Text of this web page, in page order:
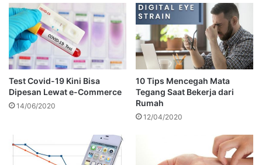
Test Covid-19 Kini Bisa
Dipesan Lewat e-Commerce
14/06/2020
10 Tips Mencegah Mata
Tegang Saat Bekerja dari
Rumah
12/04/2020